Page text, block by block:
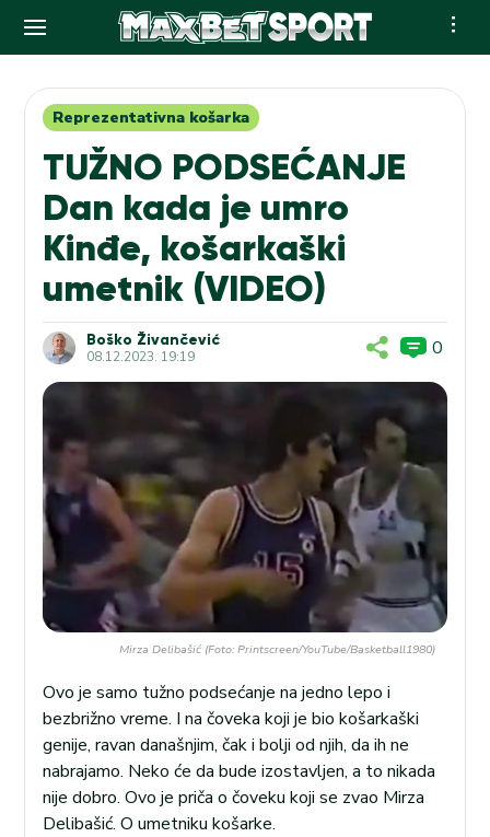
contentReprezentativna košarka
TUŽNO PODSEĆANJE
Dan kada je umro
Kinđe, košarkaški
umetnik (VIDEO)
Boško Živančević
08.12.2023. 19:19 0
Mirza Delibašić (Foto: Printscreen/YouTube/Basketball1980)
Ovo je samo tužno podsećanje na jedno lepo i
bezbrižno vreme. I na čoveka koji je bio košarkaški
genije, ravan današnjim, čak i bolji od njih, da ih ne
nabrajamo. Neko će da bude izostavljen, a to nikada
nije dobro. Ovo je priča o čoveku koji se zvao Mirza
Delibašić. O umetniku košarke.